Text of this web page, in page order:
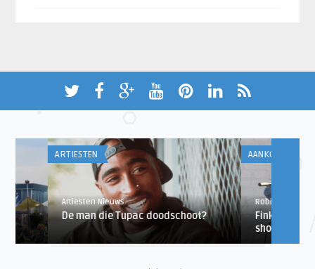
ARTIESTEN
Artiesten Nieuws
De man die Tupac doodschoot?
AANKONDIGINGEN
Robin de Roode
Fink voor
show naar ...